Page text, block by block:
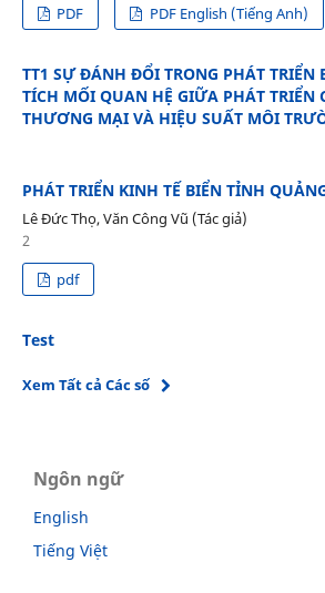
PDF
PDF English (Tiếng Anh)
TT1 SỰ ĐÁNH ĐỔI TRONG PHÁT TRIỂN
TÍCH MỐI QUAN HỆ GIỮA PHÁT TRIỂN
THƯƠNG MẠI VÀ HIỆU SUẤT MÔI
PHÁT TRIỂN KINH TẾ BIỂN TỈNH
Lê Đức Thọ, Văn Công Vũ (Tác giả)
2
pdf
Test
Xem Tất cả Các số
Ngôn ngữ
English
Tiếng Việt